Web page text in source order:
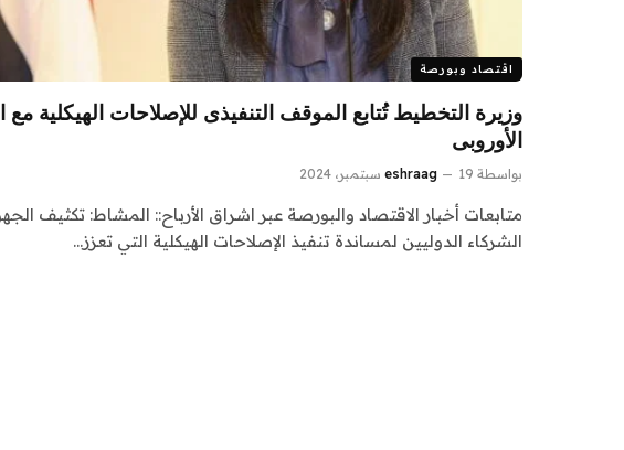
اقتصاد وبورصة
وزيرة التخطيط تُتابع الموقف التنفيذى للإصلاحات الهيكلية مع
الأوروبى
بواسطة eshraag 19 سبتمبر، 2024
متابعات أخبار الاقتصاد والبورصة عبر اشراق الأرباح:: المشاط: تكثيف
الشركاء الدوليين لمساندة تنفيذ الإصلاحات الهيكلية التي تعزز…